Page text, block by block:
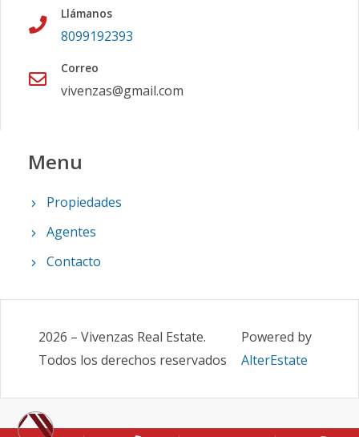
Llámanos
8099192393
Correo
vivenzas@gmail.com
Menu
Propiedades
Agentes
Contacto
2026 – Vivenzas Real Estate.
Todos los derechos reservados
Powered by
AlterEstate